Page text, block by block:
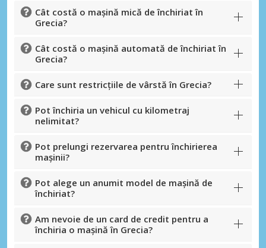
Cât costă o mașină mică de închiriat în
Grecia?
Cât costă o mașină automată de închiriat în
Grecia?
Care sunt restricțiile de vârstă în Grecia?
Pot închiria un vehicul cu kilometraj
nelimitat?
Pot prelungi rezervarea pentru închirierea
mașinii?
Pot alege un anumit model de mașină de
închiriat?
Am nevoie de un card de credit pentru a
închiria o mașină în Grecia?